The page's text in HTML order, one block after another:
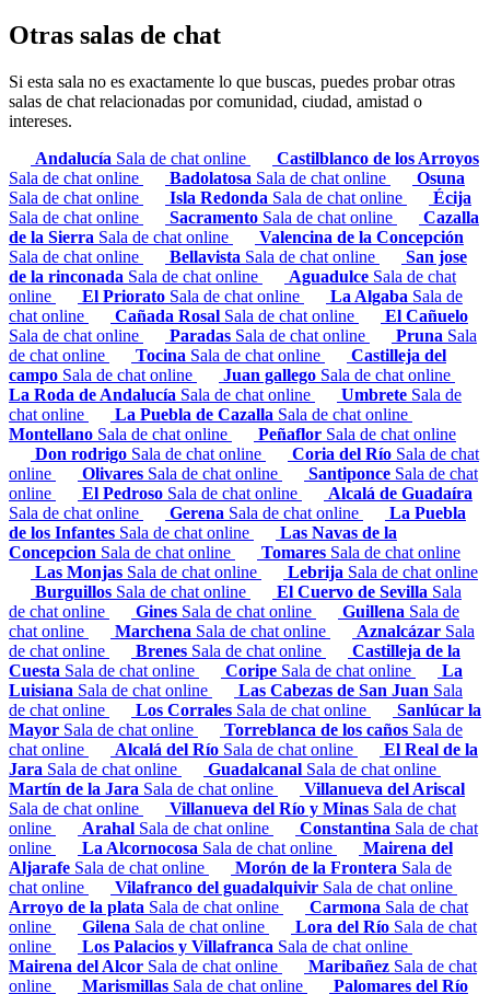
Otras salas de chat
Si esta sala no es exactamente lo que buscas, puedes probar otras
salas de chat relacionadas por comunidad, ciudad, amistad o
intereses.
Andalucía Sala de chat online
Castilblanco de los Arroyos
Sala de chat online
Badolatosa Sala de chat online
Osuna
Sala de chat online
Isla Redonda Sala de chat online
Écija
Sala de chat online
Sacramento Sala de chat online
Cazalla
de la Sierra Sala de chat online
Valencina de la Concepción
Sala de chat online
Bellavista Sala de chat online
San jose
de la rinconada Sala de chat online Aguadulce Sala de chat
online
El Priorato Sala de chat online La Algaba Sala de
chat online
Cañada Rosal Sala de chat online
El Cañuelo
Sala de chat online
Paradas Sala de chat online Pruna Sala
de chat online
Tocina Sala de chat online
Castilleja del
campo Sala de chat online Juan gallego Sala de chat online
La Roda de Andalucía Sala de chat online Umbrete Sala de
chat online
La Puebla de Cazalla Sala de chat online
Montellano Sala de chat online Peñaflor Sala de chat online
Don rodrigo Sala de chat online Coria del Río Sala de chat
online
Olivares Sala de chat online Santiponce Sala de chat
online
El Pedroso Sala de chat online
Alcalá de Guadaíra
Sala de chat online
Gerena Sala de chat online
La Puebla
de los Infantes Sala de chat online
Las Navas de la
Concepcion Sala de chat online Tomares Sala de chat online
Las Monjas Sala de chat online Lebrija Sala de chat online
Burguillos Sala de chat online El Cuervo de Sevilla Sala
de chat online
Gines Sala de chat online Guillena Sala de
chat online
Marchena Sala de chat online Aznalcázar Sala
de chat online
Brenes Sala de chat online
Castilleja de la
Cuesta Sala de chat online Coripe Sala de chat online
La
Luisiana Sala de chat online Las Cabezas de San Juan Sala
de chat online
Los Corrales Sala de chat online
Sanlúcar la
Mayor Sala de chat online Torreblanca de los caños Sala de
chat online
Alcalá del Río Sala de chat online
El Real de la
Jara Sala de chat online Guadalcanal Sala de chat online
Martín de la Jara Sala de chat online
Villanueva del Ariscal
Sala de chat online
Villanueva del Río y Minas Sala de chat
online
Arahal Sala de chat online Constantina Sala de chat
online
La Alcornocosa Sala de chat online
Mairena del
Aljarafe Sala de chat online Morón de la Frontera Sala de
chat online
Vilafranco del guadalquivir Sala de chat online
Arroyo de la plata Sala de chat online Carmona Sala de chat
online
Gilena Sala de chat online Lora del Río Sala de chat
online
Los Palacios y Villafranca Sala de chat online
Mairena del Alcor Sala de chat online Maribañez Sala de chat
online
Marismillas Sala de chat online
Palomares del Río